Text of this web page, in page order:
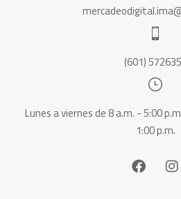
(601)
Lunes a viernes de 8 a.m. - 5:00
1:00 p.m.